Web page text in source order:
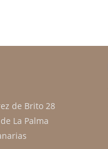
de Brito 28
La Palma